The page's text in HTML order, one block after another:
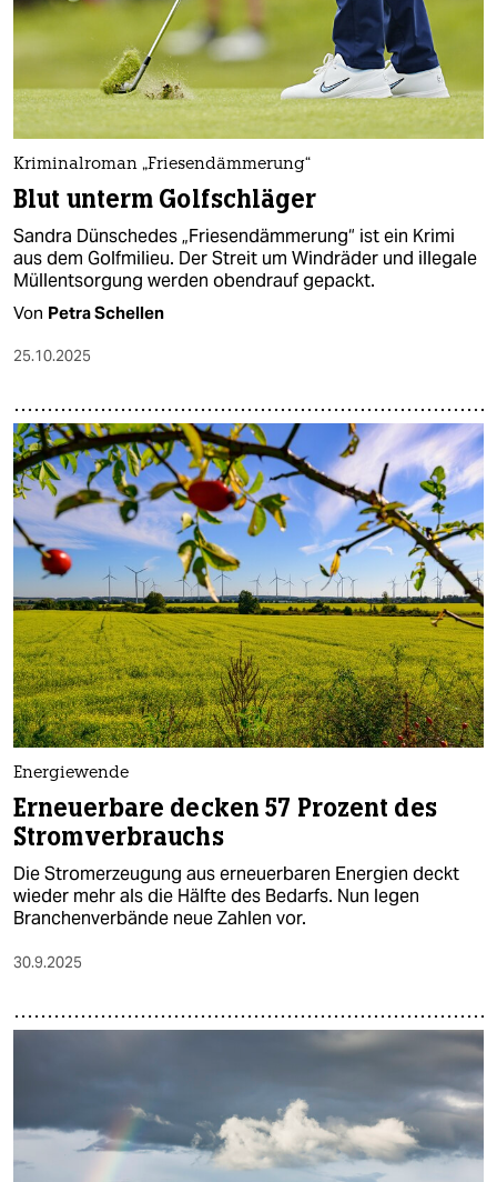
Kriminalroman „Friesendämmerung“
Blut unterm Golfschläger
Sandra Dünschedes „Friesendämmerung“ ist ein Krimi
aus dem Golfmilieu. Der Streit um Windräder und illegale
Müllentsorgung werden obendrauf gepackt.
Von Petra Schellen
25.10.2025
Energiewende
Erneuerbare decken 57 Prozent des
Stromverbrauchs
Die Stromerzeugung aus erneuerbaren Energien deckt
wieder mehr als die Hälfte des Bedarfs. Nun legen
Branchenverbände neue Zahlen vor.
30.9.2025